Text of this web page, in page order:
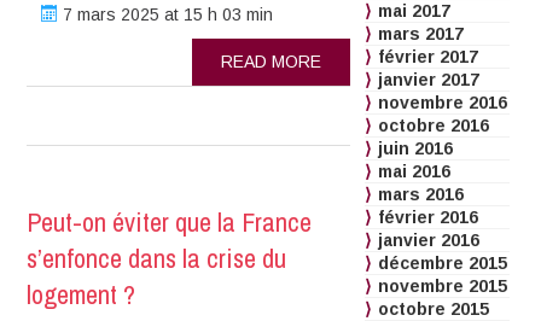
7 mars 2025 at 15 h 03 min
READ MORE
Peut-on éviter que la France
s’enfonce dans la crise du
logement ?
mai 2017
mars 2017
février 2017
janvier 2017
novembre 2016
octobre 2016
juin 2016
mai 2016
mars 2016
février 2016
janvier 2016
décembre 2015
novembre 2015
octobre 2015